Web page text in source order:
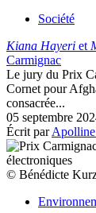
Société
Kiana Hayeri et
Carmignac
Le jury du Prix
Cornet pour
consacrée...
05 septembre
Écrit par
© Bénédicte